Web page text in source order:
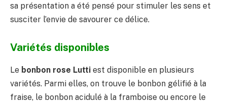
sa présentation a été pensé pour stimuler les sens et
susciter l’envie de savourer ce délice.
Variétés disponibles
Le bonbon rose Lutti est disponible en plusieurs
variétés. Parmi elles, on trouve le bonbon gélifié à la
fraise, le bonbon acidulé à la framboise ou encore le